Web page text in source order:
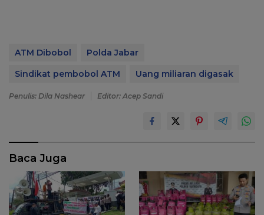
ATM Dibobol
Polda Jabar
Sindikat pembobol ATM
Uang miliaran digasak
Penulis: Dila Nashear Editor: Acep Sandi
Baca Juga